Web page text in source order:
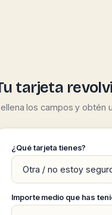
tarjeta
los campos y obtén
¿Qué tarjeta tienes?
Importe medio que has